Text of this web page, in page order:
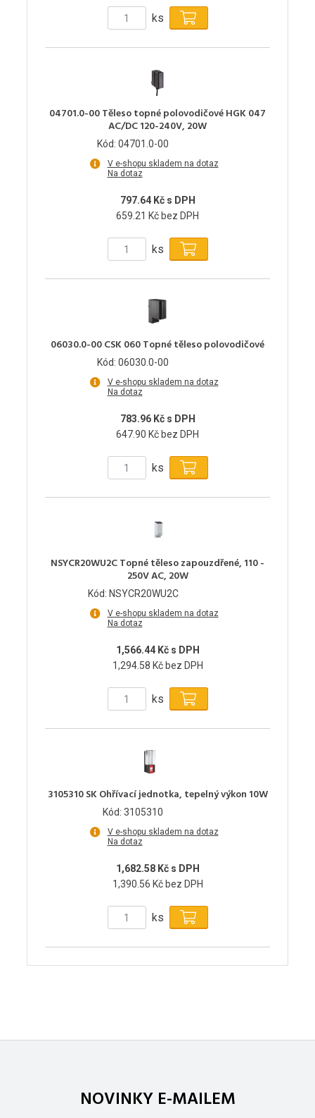
ks
04701.0-00 Těleso topné polovodičové HGK 047
AC/DC 120-240V, 20W
Kód: 04701.0-00
V e-shopu skladem na dotaz
Na dotaz
797.64 Kč s DPH
659.21 Kč bez DPH
ks
06030.0-00 CSK 060 Topné těleso polovodičové
Kód: 06030.0-00
V e-shopu skladem na dotaz
Na dotaz
783.96 Kč s DPH
647.90 Kč bez DPH
ks
NSYCR20WU2C Topné těleso zapouzdřené, 110 -
250V AC, 20W
Kód: NSYCR20WU2C
V e-shopu skladem na dotaz
Na dotaz
1,566.44 Kč s DPH
1,294.58 Kč bez DPH
ks
3105310 SK Ohřívací jednotka, tepelný výkon 10W
Kód: 3105310
V e-shopu skladem na dotaz
Na dotaz
1,682.58 Kč s DPH
1,390.56 Kč bez DPH
ks
NOVINKY E-MAILEM